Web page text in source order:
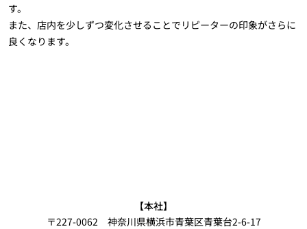
す。
また、店内を少しずつ変化させることでリピーターの印象がさらに
良くなります。
【本社】
〒227-0062 神奈川県横浜市青葉区青葉台2-6-17